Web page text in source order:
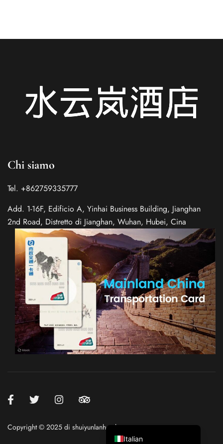
Chi siamo
Tel. +862759335777
Add. 1-16F, Edificio A, Yinhai Business Building, Jianghan
2nd Road, Distretto di Jianghan, Wuhan, Hubei, Cina
Copyright © 2025 di shuiyunlanhotel.com
Italian
Korean
Japanese
Russian
French
German
Spanish